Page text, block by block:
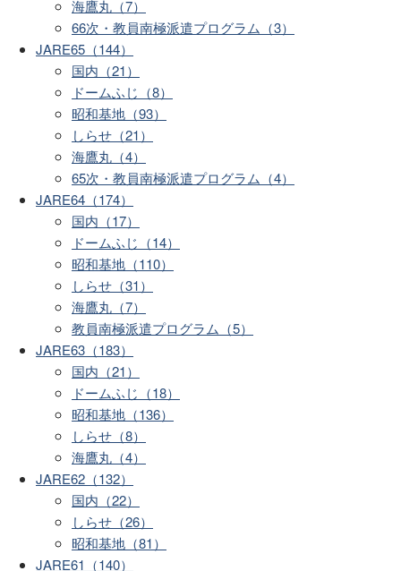
海鷹丸（7）
66次・教員南極派遣プログラム（3）
JARE65（144）
国内（21）
ドームふじ（8）
昭和基地（93）
しらせ（21）
海鷹丸（4）
65次・教員南極派遣プログラム（4）
JARE64（174）
国内（17）
ドームふじ（14）
昭和基地（110）
しらせ（31）
海鷹丸（7）
教員南極派遣プログラム（5）
JARE63（183）
国内（21）
ドームふじ（18）
昭和基地（136）
しらせ（8）
海鷹丸（4）
JARE62（132）
国内（22）
しらせ（26）
昭和基地（81）
JARE61（140）